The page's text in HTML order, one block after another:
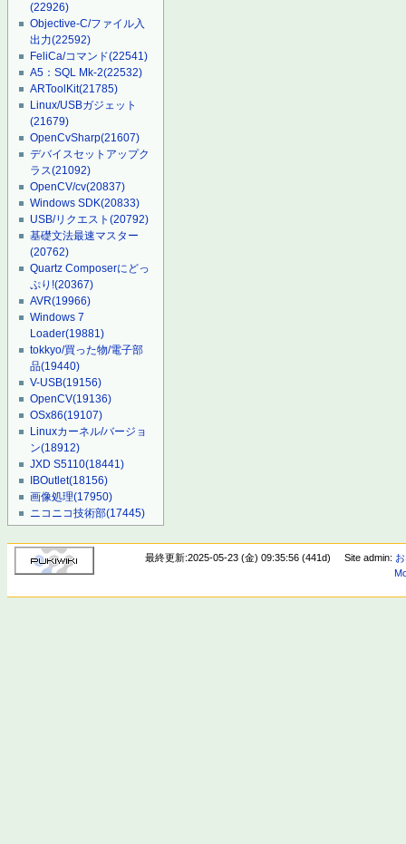
(22926)
Objective-C/ファイル入
出力(22592)
FeliCa/コマンド(22541)
A5：SQL Mk-2(22532)
ARToolKit(21785)
Linux/USBガジェット
(21679)
OpenCvSharp(21607)
デバイスセットアップク
ラス(21092)
OpenCV/cv(20837)
Windows SDK(20833)
USB/リクエスト(20792)
基礎文法最速マスター
(20762)
Quartz Composerにどっ
ぷり!(20367)
AVR(19966)
Windows 7
Loader(19881)
tokkyo/買った物/電子部
品(19440)
V-USB(19156)
OpenCV(19136)
OSx86(19107)
Linuxカーネル/バージョ
ン(18912)
JXD S5110(18441)
IBOutlet(18156)
画像処理(17950)
ニコニコ技術部(17445)
最終更新:2025-05-23 (金) 09:35:56 (441d) Site admin: